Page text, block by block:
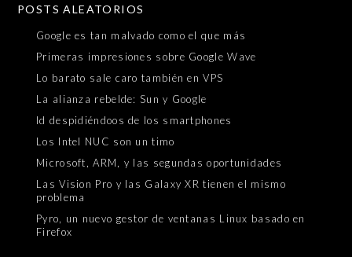
POSTS ALEATORIOS
Google es tan malvado como el que más
Primeras impresiones sobre Google Wave
Lo barato sale caro también en VPS
La alianza rebelde: Sun y Google
Id despidiéndoos de los smartphones
Los Intel NUC son un timo
Microsoft, ARM, y las segundas oportunidades
Las Vision Pro y las Galaxy XR tienen el mismo
problema
Pyro, un nuevo gestor de ventanas Linux basado en
Firefox